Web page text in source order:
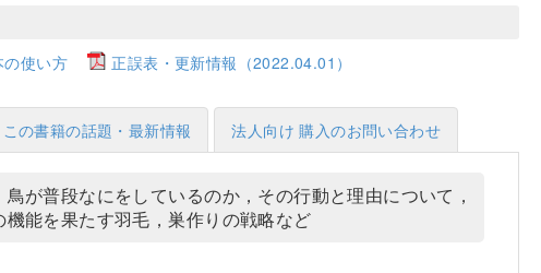
の使い方 正誤表・更新情報（2022.04.01）
この書籍の話題・最新情報 法人向け 購入のお問い合わせ
が普段なにをしているのか，その行動と理由について，
能を果たす羽毛，巣作りの戦略など